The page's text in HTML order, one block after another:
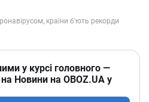
у курсі головного —
Новини на OBOZ.UA у